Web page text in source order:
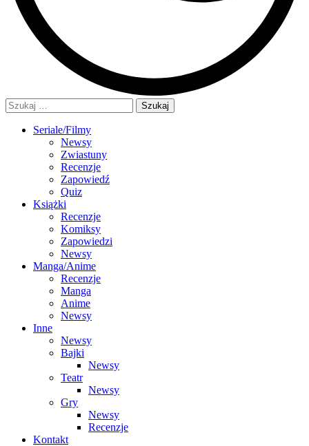
Szukaj:
Seriale/Filmy
Newsy
Zwiastuny
Recenzje
Zapowiedź
Quiz
Książki
Recenzje
Komiksy
Zapowiedzi
Newsy
Manga/Anime
Recenzje
Manga
Anime
Newsy
Inne
Newsy
Bajki
Newsy
Teatr
Newsy
Gry
Newsy
Recenzje
Kontakt